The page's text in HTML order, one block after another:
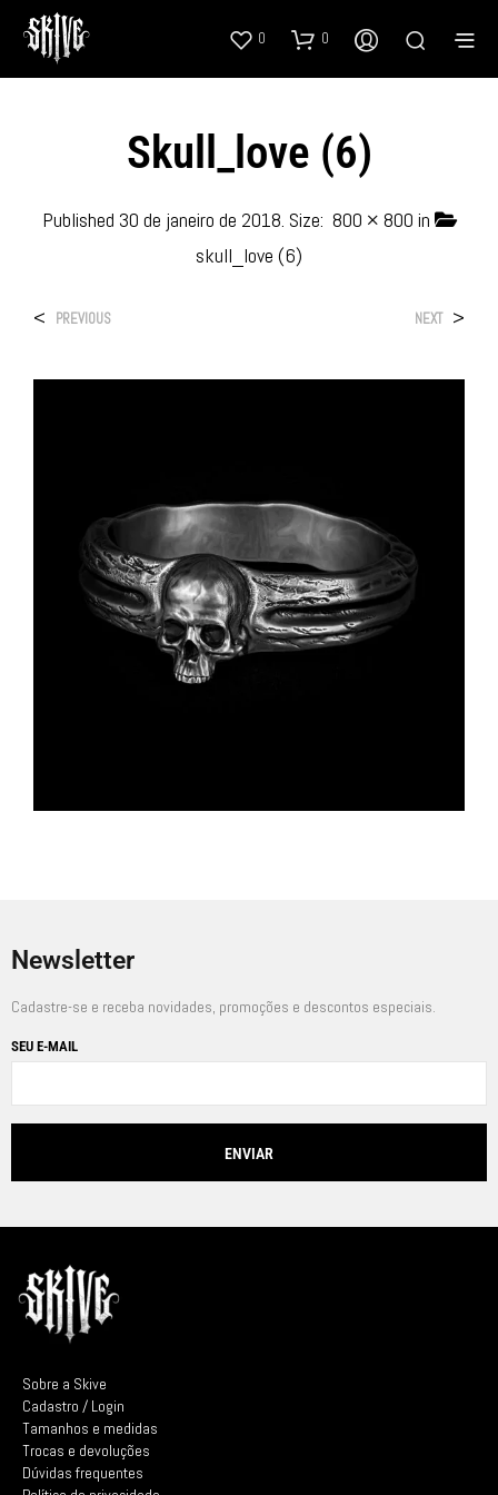
0 0
Skull_love (6)
Published 30 de janeiro de 2018. Size: 800 × 800 in
skull_love (6)
< PREVIOUS NEXT >
Newsletter
Cadastre-se e receba novidades, promoções e descontos especiais.
SEU E-MAIL
Sobre a Skive
Cadastro / Login
Tamanhos e medidas
Trocas e devoluções
Dúvidas frequentes